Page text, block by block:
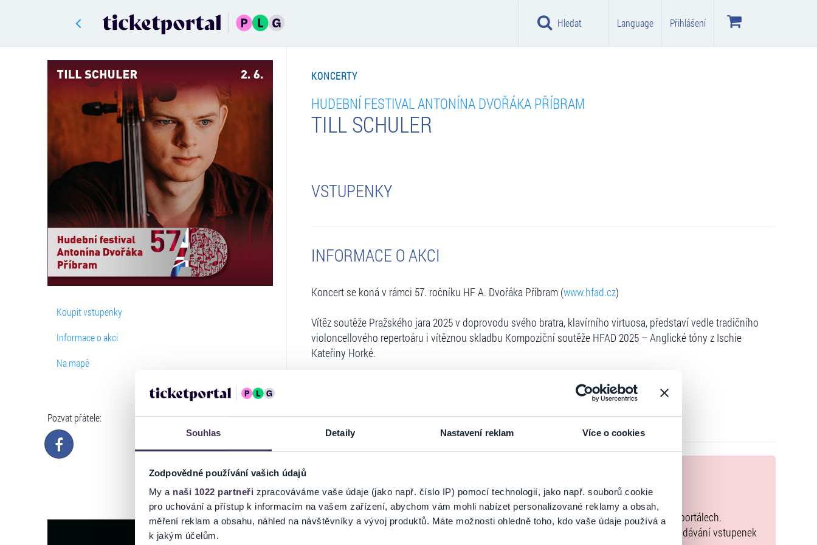
Souhlas Detaily Nastavení reklam Více o cookies
Zodpovědné používání vašich údajů
My a naši 1022 partneři zpracováváme vaše údaje (jako např. číslo IP) pomocí technologií, jako např. souborů cookie
pro uchování a přístup k informacím na vašem zařízení, abychom vám mohli nabízet personalizované reklamy a obsah,
měření reklam a obsahu, náhled na návštěvníky a vývoj produktů. Máte možnosti ohledně toho, kdo vaše údaje používá a
k jakým účelům.
Hledat Language Přihlášení
Koupit vstupenky
Informace o akci
Na mapě
Pozvat přátele:
KONCERTY
HUDEBNÍ FESTIVAL ANTONÍNA DVOŘÁKA PŘÍBRAM
TILL SCHULER
VSTUPENKY
INFORMACE O AKCI
Koncert se koná v rámci 57. ročníku HF A. Dvořáka Příbram (www.hfad.cz)
Vítěz soutěže Pražského jara 2025 v doprovodu svého bratra, klavírního virtuosa, představí vedle tradičního
violoncellového repertoáru i vítěznou skladbu Kompoziční soutěže HFAD 2025 – Anglické tóny z Ischie
Kateřiny Horké.
Na stránkách společnosti Ticketportal si vždy zakoupíte originální vstupenky.
Ticketportal nemůže zaručit pravost vstupenek zakoupených na přeprodejních portálech.
Ticketportal s těmito společnostmi nemá nic společného a tento způsob přeprodávání vstupenek